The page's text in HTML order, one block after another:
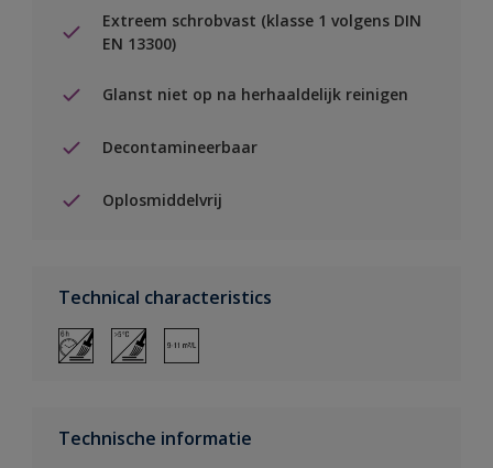
Extreem schrobvast (klasse 1 volgens DIN
EN 13300)
Glanst niet op na herhaaldelijk reinigen
Decontamineerbaar
Oplosmiddelvrij
Technical characteristics
Technische informatie